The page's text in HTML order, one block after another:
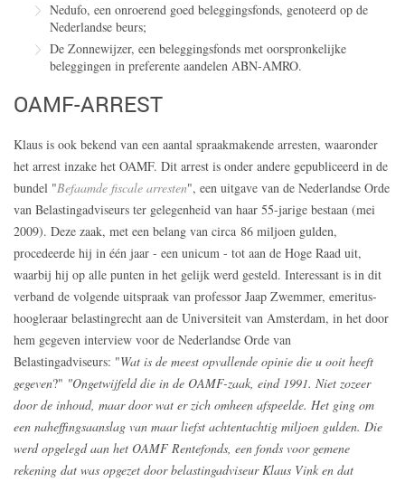
Nedufo, een onroerend goed beleggingsfonds, genoteerd op de
Nederlandse beurs;
De Zonnewijzer, een beleggingsfonds met oorspronkelijke
beleggingen in preferente aandelen ABN-AMRO.
OAMF-ARREST
Klaus is ook bekend van een aantal spraakmakende arresten, waaronder
het arrest inzake het OAMF. Dit arrest is onder andere gepubliceerd in de
bundel "Befaamde fiscale arresten", een uitgave van de Nederlandse Orde
van Belastingadviseurs ter gelegenheid van haar 55-jarige bestaan (mei
2009). Deze zaak, met een belang van circa 86 miljoen gulden,
procedeerde hij in één jaar - een unicum - tot aan de Hoge Raad uit,
waarbij hij op alle punten in het gelijk werd gesteld. Interessant is in dit
verband de volgende uitspraak van professor Jaap Zwemmer, emeritus-
hoogleraar belastingrecht aan de Universiteit van Amsterdam, in het door
hem gegeven interview voor de Nederlandse Orde van
Belastingadviseurs: "Wat is de meest opvallende opinie die u ooit heeft
gegeven?" "Ongetwijfeld die in de OAMF-zaak, eind 1991. Niet zozeer
door de inhoud, maar door wat er zich omheen afspeelde. Het ging om
een naheffingsaanslag van maar liefst achtentachtig miljoen gulden. Die
werd opgelegd aan het OAMF Rentefonds, een fonds voor gemene
rekening dat was opgezet door belastingadviseur Klaus Vink en dat